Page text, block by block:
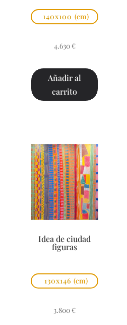
140x100 (cm)
4.630 €
Añadir al
carrito
Idea de ciudad
figuras
130x146 (cm)
3.800 €